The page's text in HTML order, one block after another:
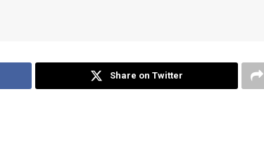
Share on Twitter